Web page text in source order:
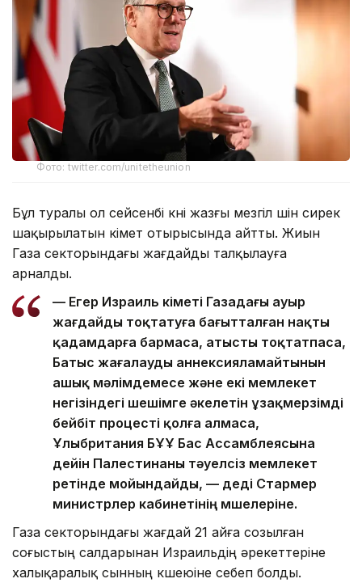
Фото: twitter.com/unitetheunion
Бұл туралы ол сейсенбі күні жазғы мезгіл үшін сирек
шақырылатын үкімет отырысында айтты. Жиын
Газа секторындағы жағдайды талқылауға
арналды.
— Егер Израиль үкіметі Газадағы ауыр
жағдайды тоқтатуға бағытталған нақты
қадамдарға бармаса, атысты тоқтатпаса,
Батыс жағалауды аннексияламайтынын
ашық мәлімдемесе және екі мемлекет
негізіндегі шешімге әкелетін ұзақмерзімді
бейбіт процесті қолға алмаса,
Ұлыбритания БҰҰ Бас Ассамблеясына
дейін Палестинаны тәуелсіз мемлекет
ретінде мойындайды, — деді Стармер
министрлер кабинетінің мүшелеріне.
Газа секторындағы жағдай 21 айға созылған
соғыстың салдарынан Израильдің әрекеттеріне
халықаралық сынның күшеюіне себеп болды.